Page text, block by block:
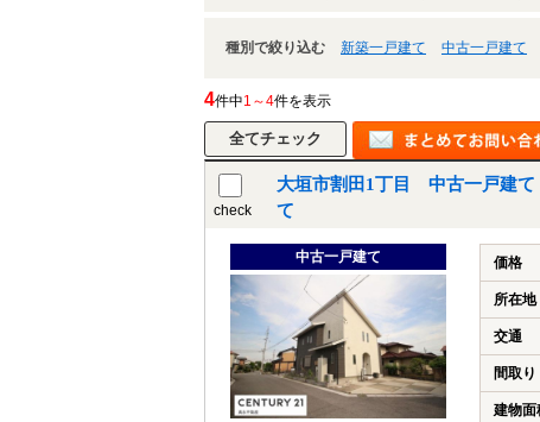
種別で絞り込む 新築一戸建て 中古一戸建て
4件中1～4件を表示
check
大垣市割田1丁目 中古一戸建て
て
中古一戸建て 価格
所在地
交通
間取り
建物面